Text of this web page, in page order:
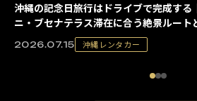
沖縄の記念日旅行はドライブで完成する
ニ・ブセナテラス滞在に合う絶景ルート
2026.07.15 沖縄レンタカー